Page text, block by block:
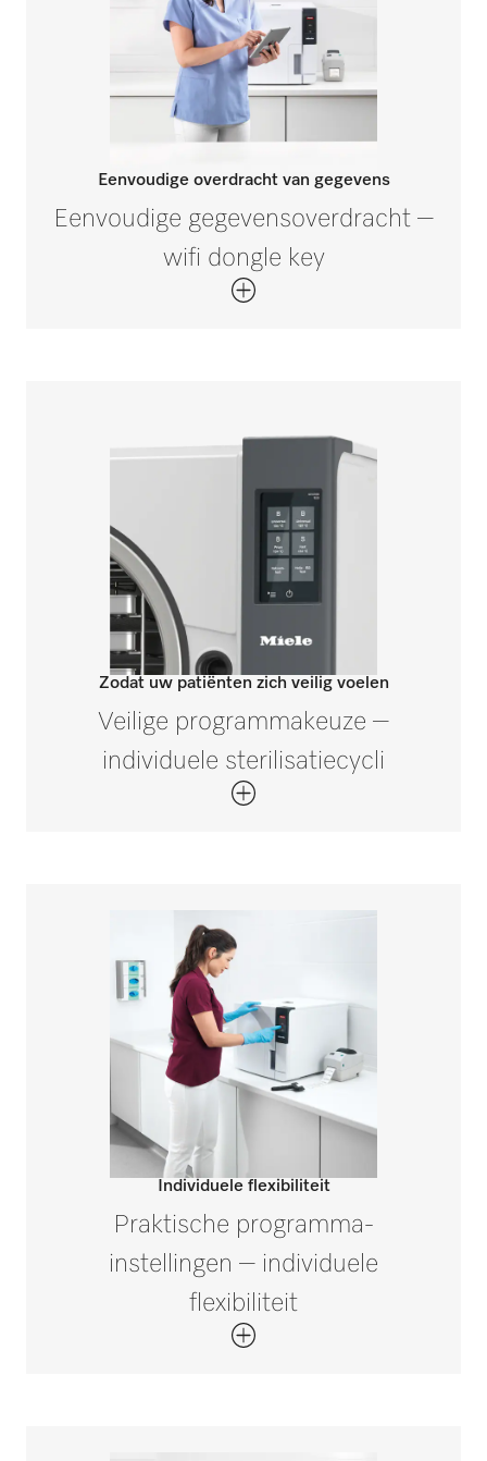
Eenvoudige overdracht van gegevens
Eenvoudige gegevensoverdracht –
wifi dongle key
Zodat uw patiënten zich veilig voelen
Veilige programmakeuze –
individuele sterilisatiecycli
Individuele flexibiliteit
Praktische programma-
instellingen – individuele
flexibiliteit